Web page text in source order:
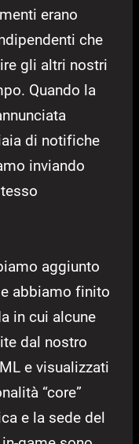
erano
che
gli altri nostri
Quando la
di notifiche
inviando
aggiunto
abbiamo finito
in cui alcune
dal nostro
e visualizzati
“core”
e la sede del